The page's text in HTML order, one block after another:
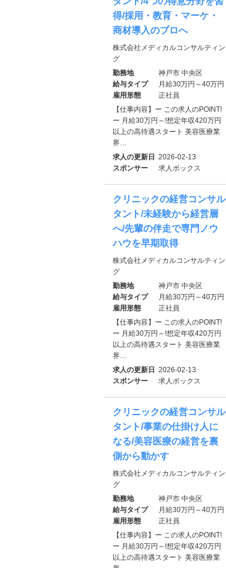
得/採用・教育・マーケ・
商材導入のプロへ
株式会社メディカルコンサルティン
グ
勤務地
神戸市 中央区
給与タイプ
月給30万円～40万円
雇用形態
正社員
【仕事内容】ー この求人のPOINT!
ー 月給30万円～!想定年収420万円
以上の高待遇スタート 美容医療業
界…
求人の更新日 2026-02-13
スポンサー
求人ボックス
クリニックの経営コンサル
タント/未経験から経営層
へ/先輩の伴走で専門ノウ
ハウを早期取得
株式会社メディカルコンサルティン
グ
勤務地
神戸市 中央区
給与タイプ
月給30万円～40万円
雇用形態
正社員
【仕事内容】ー この求人のPOINT!
ー 月給30万円～!想定年収420万円
以上の高待遇スタート 美容医療業
界…
求人の更新日 2026-02-13
スポンサー
求人ボックス
クリニックの経営コンサル
タント/事業の仕掛け人に
なる/美容医療の経営を裏
側から動かす
株式会社メディカルコンサルティン
グ
勤務地
神戸市 中央区
給与タイプ
月給30万円～40万円
雇用形態
正社員
【仕事内容】ー この求人のPOINT!
ー 月給30万円～!想定年収420万円
以上の高待遇スタート 美容医療業